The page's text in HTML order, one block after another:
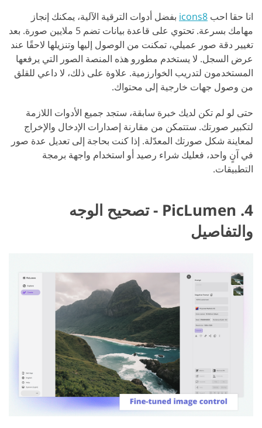
انا حقا احب icons8 بفضل أدوات الترقية الآلية، يمكنك إنجاز
مهامك بسرعة. تحتوي على قاعدة بيانات تضم 5 ملايين صورة. بعد
تغيير دقة صور عميلي، تمكنت من الوصول إليها وتنزيلها لاحقًا عند
عرض السجل. لا يستخدم مطورو هذه المنصة الصور التي يرفعها
المستخدمون لتدريب الخوارزمية. علاوة على ذلك، لا داعي للقلق
من وصول جهات خارجية إلى محتواك.
حتى لو لم تكن لديك خبرة سابقة، ستجد جميع الأدوات اللازمة
لتكبير صورتك. ستتمكن من مقارنة إصدارات الإدخال والإخراج
لمعاينة شكل صورتك المعدّلة. إذا كنت بحاجة إلى تعديل عدة صور
في آنٍ واحد، فعليك شراء رصيد أو استخدام واجهة برمجة
التطبيقات.
4. PicLumen - تصحيح الوجه
والتفاصيل